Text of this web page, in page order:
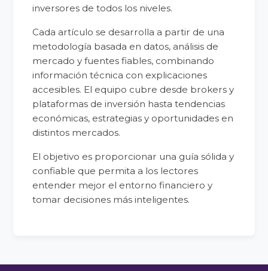
inversores de todos los niveles.
Cada artículo se desarrolla a partir de una
metodología basada en datos, análisis de
mercado y fuentes fiables, combinando
información técnica con explicaciones
accesibles. El equipo cubre desde brokers y
plataformas de inversión hasta tendencias
económicas, estrategias y oportunidades en
distintos mercados.
El objetivo es proporcionar una guía sólida y
confiable que permita a los lectores
entender mejor el entorno financiero y
tomar decisiones más inteligentes.